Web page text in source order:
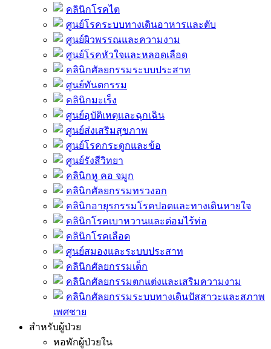
คลินิกโรคไต
ศูนย์โรคระบบทางเดินอาหารและตับ
ศูนย์ผิวพรรณและความงาม
ศูนย์โรคหัวใจและหลอดเลือด
คลินิกศัลยกรรมระบบประสาท
ศูนย์ทันตกรรม
คลินิกมะเร็ง
ศูนย์อุบัติเหตุและฉุกเฉิน
ศูนย์ส่งเสริมสุขภาพ
ศูนย์โรคกระดูกและข้อ
ศูนย์รังสีวิทยา
คลินิกหู คอ จมูก
คลินิกศัลยกรรมทรวงอก
คลินิกอายุรกรรมโรคปอดและทางเดินหายใจ
คลินิกโรคเบาหวานและต่อมไร้ท่อ
คลินิกโรคเลือด
ศูนย์สมองและระบบประสาท
คลินิกศัลยกรรมเด็ก
คลินิกศัลยกรรมตกแต่งและเสริมความงาม
คลินิกศัลยกรรมระบบทางเดินปัสสาวะและสภาพ
เพศชาย
สำหรับผู้ป่วย
หอพักผู้ป่วยใน